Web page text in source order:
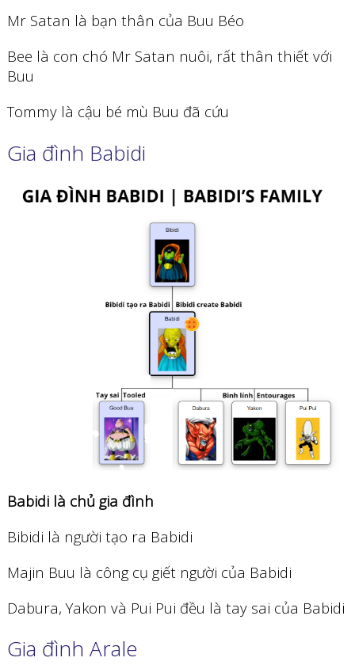
Mr Satan là bạn thân của Buu Béo
Bee là con chó Mr Satan nuôi, rất thân thiết với
Buu
Tommy là cậu bé mù Buu đã cứu
Gia đình Babidi
Babidi là chủ gia đình
Bibidi là người tạo ra Babidi
Majin Buu là công cụ giết người của Babidi
Dabura, Yakon và Pui Pui đều là tay sai của Babidi
Gia đình Arale